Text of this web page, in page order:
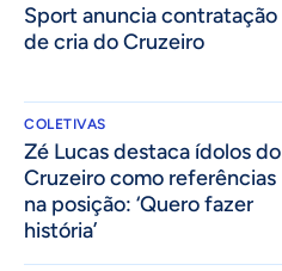
Sport anuncia contratação
de cria do Cruzeiro
COLETIVAS
Zé Lucas destaca ídolos do
Cruzeiro como referências
na posição: ‘Quero fazer
história’